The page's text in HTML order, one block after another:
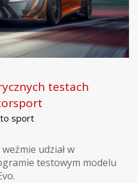
testach
sport
udział w
testowym modelu